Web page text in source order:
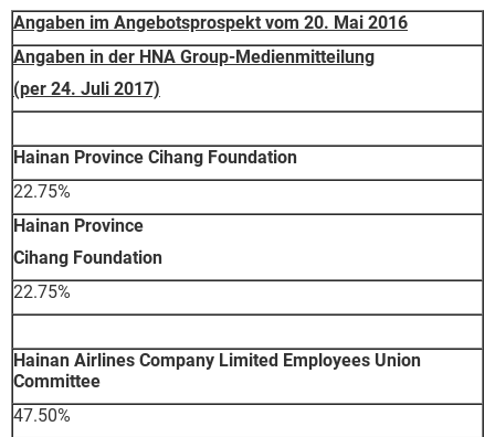
Angaben im Angebotsprospekt vom 20. Mai 2016
Angaben in der HNA Group-Medienmitteilung
(per 24. Juli 2017)
Hainan Province Cihang Foundation
22.75%
Hainan Province
Cihang Foundation
22.75%
Hainan Airlines Company Limited Employees Union
Committee
47.50%